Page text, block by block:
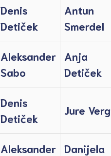
Denis
Detiček
Antun
Smerdel
Aleksander
Sabo
Anja
Detiček
Denis
Detiček
Jure
Aleksander
Danijela